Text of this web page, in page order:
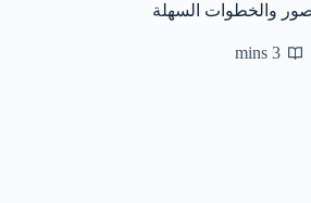
والخطوات السهلة
3 mins